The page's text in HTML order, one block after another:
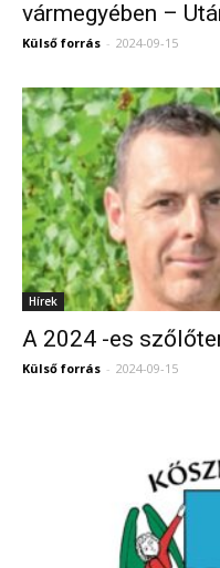
vármegyében –
Külső forrás - 2024-09-15
Hírek
A 2024 -es
Külső forrás - 2024-09-15